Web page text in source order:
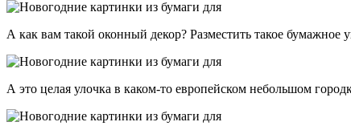
А как вам такой оконный декор? Разместить такое бумажное
А это целая улочка в каком-то европейском небольшом